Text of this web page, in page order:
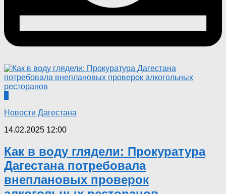
Новости Дагестана
14.02.2025 12:00
Как в воду глядели: Прокуратура
Дагестана потребовала
внеплановых проверок